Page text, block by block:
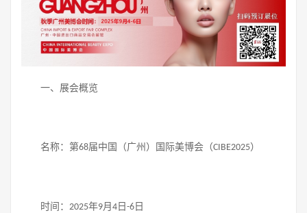
一、展会概览
名称：第68届中国（广州）国际美博会（CIBE2025）
时间： 2025年9月 4 日 -6 日